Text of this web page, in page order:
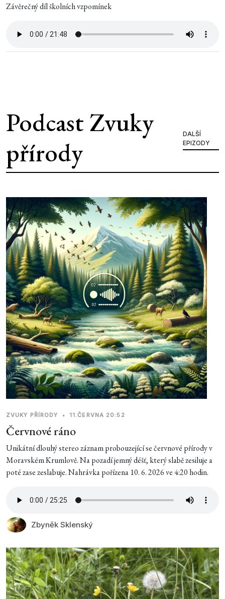
Závěrečný díl školních vzpomínek
Podcast Zvuky
přírody
DALŠÍ
EPIZODY
ZVUKY PŘÍRODY • 11.ČERVNA 20:52
Červnové ráno
Unikátní dlouhý stereo záznam probouzející se červnové přírody v
Moravském Krumlově. Na pozadí jemný déšť, který slabě zesiluje a
poté zase zeslabuje. Nahrávka pořízena 10. 6. 2026 ve 4:20 hodin.
Zbyněk Sklenský